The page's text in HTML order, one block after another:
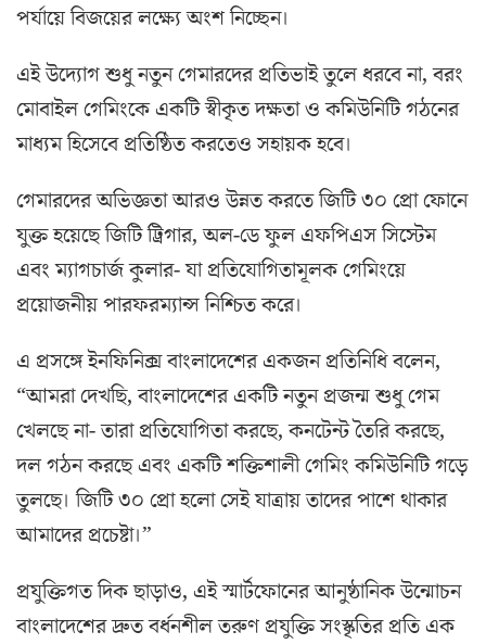
পর্যায়ে বিজয়ের লক্ষ্যে অংশ নিচ্ছেন।
এই উদ্যোগ শুধু নতুন গেমারদের প্রতিভাই তুলে ধরবে না, বরং
মোবাইল গেমিংকে একটি স্বীকৃত দক্ষতা ও কমিউনিটি গঠনের
মাধ্যম হিসেবে প্রতিষ্ঠিত করতেও সহায়ক হবে।
গেমারদের অভিজ্ঞতা আরও উন্নত করতে জিটি ৩০ প্রো ফোনে
যুক্ত হয়েছে জিটি ট্রিগার, অল-ডে ফুল এফপিএস সিস্টেম
এবং ম্যাগচার্জ কুলার- যা প্রতিযোগিতামূলক গেমিংয়ে
প্রয়োজনীয় পারফরম্যান্স নিশ্চিত করে।
এ প্রসঙ্গে ইনফিনিক্স বাংলাদেশের একজন প্রতিনিধি বলেন,
“আমরা দেখছি, বাংলাদেশের একটি নতুন প্রজন্ম শুধু গেম
খেলছে না- তারা প্রতিযোগিতা করছে, কনটেন্ট তৈরি করছে,
দল গঠন করছে এবং একটি শক্তিশালী গেমিং কমিউনিটি গড়ে
তুলছে। জিটি ৩০ প্রো হলো সেই যাত্রায় তাদের পাশে থাকার
আমাদের প্রচেষ্টা।”
প্রযুক্তিগত দিক ছাড়াও, এই স্মার্টফোনের আনুষ্ঠানিক উন্মোচন
বাংলাদেশের দ্রুত বর্ধনশীল তরুণ প্রযুক্তি সংস্কৃতির প্রতি এক